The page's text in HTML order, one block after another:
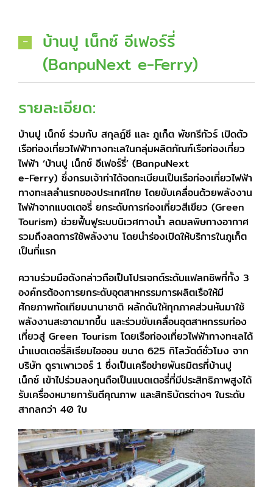
บ้านปู เน็กซ์ อีเฟอร์รี่
(BanpuNext e-Ferry)
รายละเอียด:
บ้านปู เน็กซ์ ร่วมกับ สกุลฎ์ซี และ ภูเก็ต พัชทรีทัวร์ เปิดตัว
เรือท่องเที่ยวไฟฟ้าทางทะเลในกลุ่มผลิตภัณฑ์เรือท่องเที่ยว
ไฟฟ้า ‘บ้านปู เน็กซ์ อีเฟอร์รี่’ (BanpuNext
e-Ferry) ซึ่งกรมเจ้าท่าได้จดทะเบียนเป็นเรือท่องเที่ยวไฟฟ้า
ทางทะเลลำแรกของประเทศไทย โดยขับเคลื่อนด้วยพลังงาน
ไฟฟ้าจากแบตเตอรี่ ยกระดับการท่องเที่ยวสีเขียว (Green
Tourism) ช่วยฟื้นฟูระบบนิเวศทางน้ำ ลดมลพิษทางอากาศ
รวมถึงลดการใช้พลังงาน โดยนำร่องเปิดให้บริการในภูเก็ต
เป็นที่แรก
ความร่วมมือดังกล่าวถือเป็นโปรเจกต์ระดับแฟลกชิพที่ทั้ง 3
องค์กรต้องการยกระดับอุตสาหกรรมการผลิตเรือให้มี
ศักยภาพทัดเทียมนานาชาติ ผลักดันให้ทุกภาคส่วนหันมาใช้
พลังงานสะอาดมากขึ้น และร่วมขับเคลื่อนอุตสาหกรรมท่อง
เที่ยวสู่ Green Tourism โดยเรือท่องเที่ยวไฟฟ้าทางทะเลได้
นำแบตเตอรี่ลิเธียมไอออน ขนาด 625 กิโลวัตต์ชั่วโมง จาก
บริษัท ดูราเพาเวอร์ 1 ซึ่งเป็นเครือข่ายพันธมิตรที่บ้านปู
เน็กซ์ เข้าไปร่วมลงทุนถือเป็นแบตเตอรี่ที่มีประสิทธิภาพสูงได้
รับเครื่องหมายการันตีคุณภาพ และสิทธิบัตรต่างๆ ในระดับ
สากลกว่า 40 ใบ